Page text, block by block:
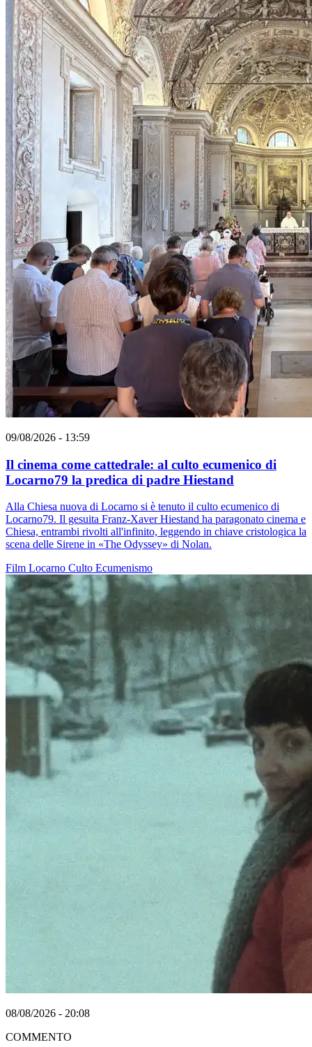
09/08/2026 - 13:59
Il cinema come cattedrale: al culto ecumenico di
Locarno79 la predica di padre Hiestand
Alla Chiesa nuova di Locarno si è tenuto il culto ecumenico di
Locarno79. Il gesuita Franz-Xaver Hiestand ha paragonato cinema e
Chiesa, entrambi rivolti all'infinito, leggendo in chiave cristologica la
scena delle Sirene in «The Odyssey» di Nolan.
Film Locarno Culto Ecumenismo
08/08/2026 - 20:08
COMMENTO